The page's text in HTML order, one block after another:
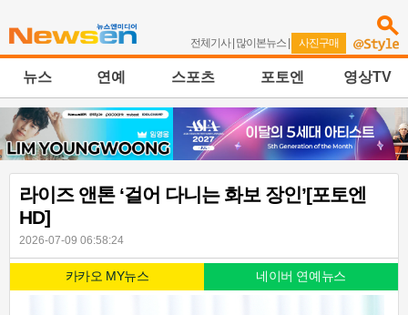
전체기사| 많이본뉴스 | 사진구매
뉴스 연예 스포츠 포토엔 영상TV
라이즈 앤톤 ‘걸어 다니는 화보 장인’[포토엔
HD]
2026-07-09 06:58:24
카카오 MY뉴스 네이버 연예뉴스